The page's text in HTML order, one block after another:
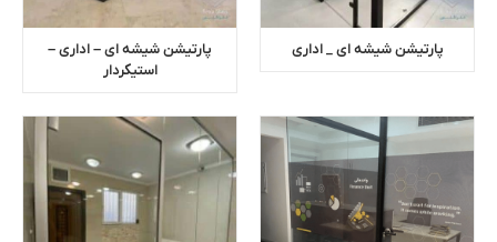
پارتیشن شیشه ای _ اداری
پارتیشن شیشه ای – اداری –
استیکردار